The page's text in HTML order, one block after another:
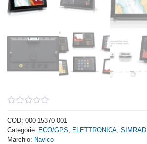
out
of
5
COD: 000-15370-001
Categorie: ECO/GPS, ELETTRONICA, SIMRAD
Marchio: Navico